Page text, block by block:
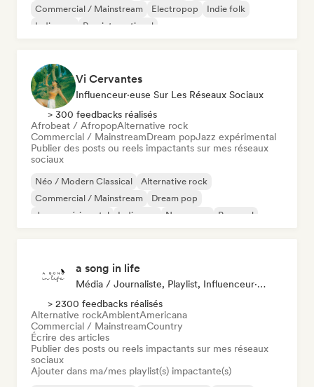
Commercial / Mainstream
Electropop
Indie folk
Indie pop
Pop international
Vi Cervantes
Influenceur·euse Sur Les Réseaux Sociaux
> 300 feedbacks réalisés
Afrobeat / AfropopAlternative rock
Commercial / MainstreamDream popJazz expérimental
Publier des posts ou reels impactants sur mes réseaux
sociaux
Néo / Modern Classical
Alternative rock
Commercial / Mainstream
Dream pop
Jazz expérimental
Indie pop New wave Pop soul
a song in life
Média / Journaliste, Playlist, Influenceur·euse Sur Les Réseaux Sociaux
> 2300 feedbacks réalisés
Alternative rockAmbientAmericana
Commercial / MainstreamCountry
Écrire des articles
Publier des posts ou reels impactants sur mes réseaux
sociaux
Ajouter dans ma/mes playlist(s) impactante(s)